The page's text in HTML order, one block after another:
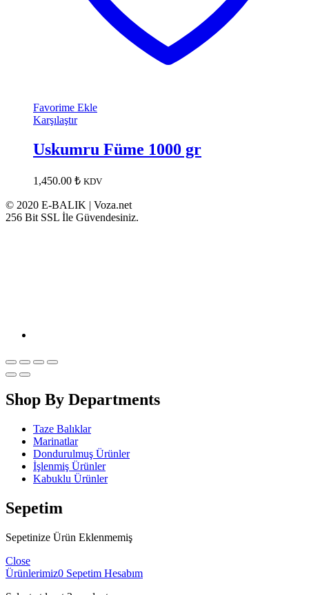
Favorime Ekle
Karşılaştır
Uskumru Füme 1000 gr
1,450.00 ₺ KDV
© 2020 E-BALIK | Voza.net
256 Bit SSL İle Güvendesiniz.
Shop By Departments
Taze Balıklar
Marinatlar
Dondurulmuş Ürünler
İşlenmiş Ürünler
Kabuklu Ürünler
Sepetim
Sepetinize Ürün Eklenmemiş
Close
Ürünlerimiz0 Sepetim Hesabım